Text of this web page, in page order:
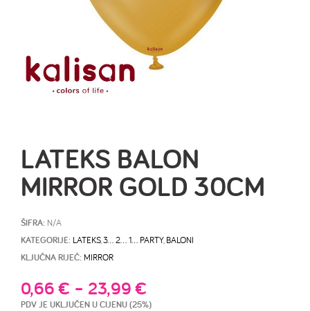
LATEKS BALON
MIRROR GOLD 30CM
ŠIFRA: N/A
KATEGORIJE: LATEKS,3… 2… 1… PARTY, BALONI
KLJUČNA RIJEČ: MIRROR
0,66€ – 23,99€
PDV JE UKLJUČEN U CIJENU (25%)